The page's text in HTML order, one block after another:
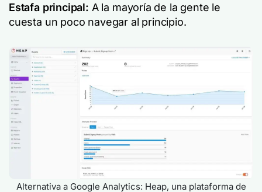
Estafa principal: A la mayoría de la gente le
cuesta un poco navegar al principio.
Alternativa a Google Analytics: Heap, una plataforma de